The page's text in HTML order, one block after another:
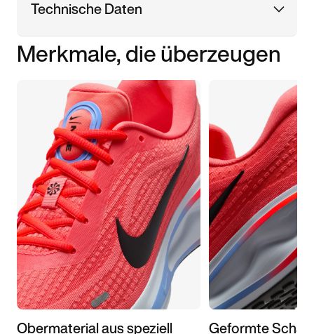
Technische Daten
Merkmale, die überzeugen
Obermaterial aus speziell Geformte